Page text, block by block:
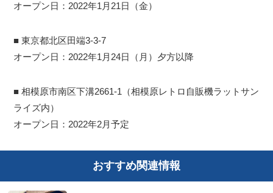
オープン日：2022年1月21日（金）
■ 東京都北区田端3-3-7
オープン日：2022年1月24日（月）夕方以降
■ 相模原市南区下溝2661-1（相模原レトロ自販機ラットサン
ライズ内）
オープン日：2022年2月予定
おすすめ関連情報